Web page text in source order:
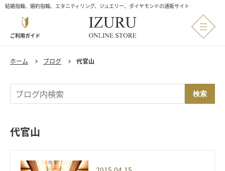
結婚指輪、婚約指輪、エタニティリング、ジュエリー、ダイヤモンドの通販サイト
ご利用ガイド
ホーム ブログ 代官山
検索
代官山